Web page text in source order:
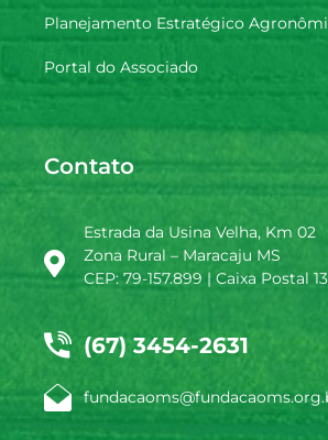
Planejamento Estratégico
Portal do Associado
Contato
Estrada da Usina Velha, Km 02
Zona Rural – Maracaju MS
CEP: 79-157.899 | Caixa Postal
(67) 3454-2631